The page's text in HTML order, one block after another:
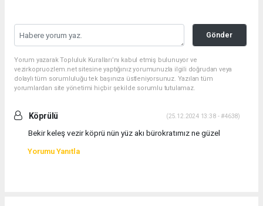
Gönder
Yorum yazarak Topluluk Kuralları’nı kabul etmiş bulunuyor ve
vezirkopruozlem.net sitesine yaptığınız yorumunuzla ilgili doğrudan veya
dolaylı tüm sorumluluğu tek başınıza üstleniyorsunuz. Yazılan tüm
yorumlardan site yönetimi hiçbir şekilde sorumlu tutulamaz.
Köprülü (25.12.2024 13:38 - #4638)
Bekir keleş vezir köprü nün yüz akı bürokratımız ne güzel
Yorumu Yanıtla